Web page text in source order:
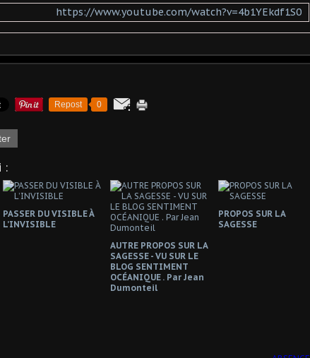
https://www.youtube.com/watch?v=4b1YEkdf1S0
Repost 0
:
PASSER DU VISIBLE À
L’INVISIBLE
AUTRE PROPOS SUR LA
SAGESSE - VU SUR LE
BLOG SENTIMENT
OCÉANIQUE . Par Jean
Dumonteil
PROPOS SUR LA
SAGESSE